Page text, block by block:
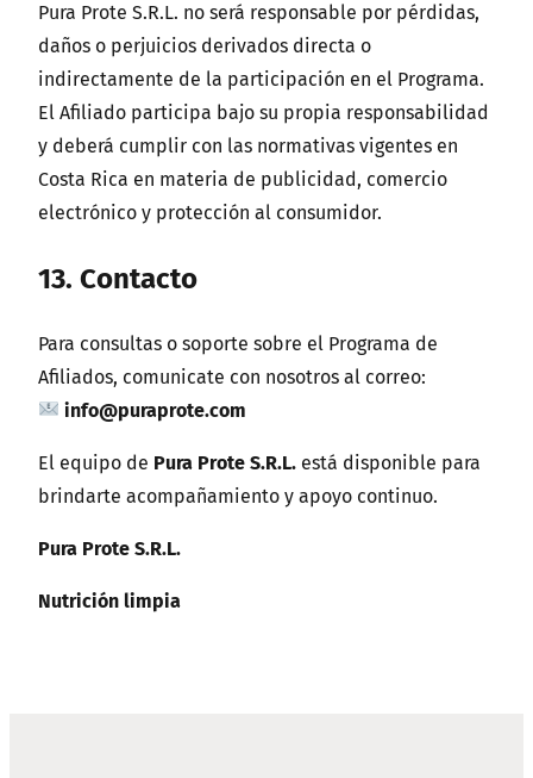
Pura Prote S.R.L. no será responsable por pérdidas,
daños o perjuicios derivados directa o
indirectamente de la participación en el Programa.
El Afiliado participa bajo su propia responsabilidad
y deberá cumplir con las normativas vigentes en
Costa Rica en materia de publicidad, comercio
electrónico y protección al consumidor.
13. Contacto
Para consultas o soporte sobre el Programa de
Afiliados, comunicate con nosotros al correo:
info@puraprote.com
El equipo de Pura Prote S.R.L. está disponible para
brindarte acompañamiento y apoyo continuo.
Pura Prote S.R.L.
Nutrición limpia